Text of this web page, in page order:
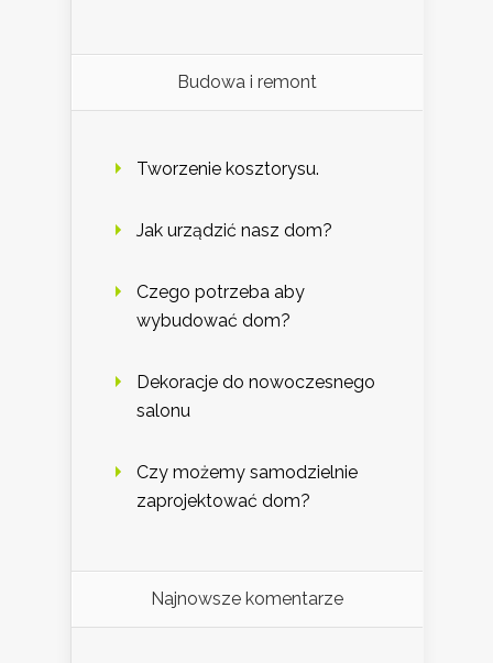
Budowa i remont
Tworzenie kosztorysu.
Jak urządzić nasz dom?
Czego potrzeba aby
wybudować dom?
Dekoracje do nowoczesnego
salonu
Czy możemy samodzielnie
zaprojektować dom?
Najnowsze komentarze